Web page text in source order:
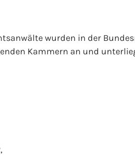
wurden in der
Kammern an und